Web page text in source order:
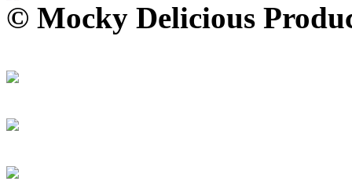
© Mocky Delicious